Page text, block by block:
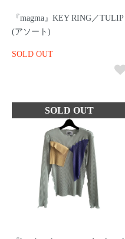
『magma』KEY RING／TULIP
(アソート)
SOLD OUT